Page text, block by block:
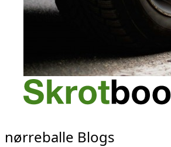
nørreballe Blogs